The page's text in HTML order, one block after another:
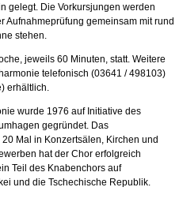
gelegt. Die Vorkursjungen werden
gemeinsam mit rund
stehen.
jeweils 60 Minuten, statt. Weitere
telefonisch (03641 / 498103)
erhältlich.
wurde 1976 auf Initiative des
gegründet. Das
Mal in Konzertsälen, Kirchen und
hat der Chor erfolgreich
Teil des Knabenchors auf
und die Tschechische Republik.